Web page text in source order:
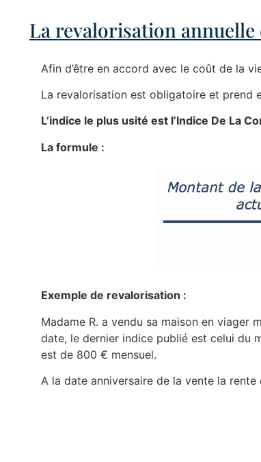
La revalorisation annuelle
Afin d’être en accord avec le coût de la
La revalorisation est obligatoire et prend
L’indice le plus usité est l’Indice De La
La formule :
Exemple de revalorisation :
Madame R. a vendu sa maison en viager
date, le dernier indice publié est celui du
est de 800 € mensuel.
A la date anniversaire de la vente la